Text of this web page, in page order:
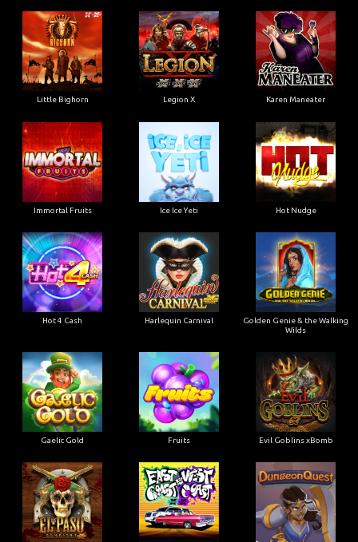
Little Bighorn Legion X Karen Maneater
Immortal Fruits Ice Ice Yeti Hot Nudge
Hot 4 Cash Harlequin Carnival
Golden Genie & the Walking
Wilds
Gaelic Gold Fruits Evil Goblins xBomb